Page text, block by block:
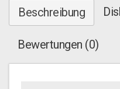
Beschreibung
Bewertungen (0)